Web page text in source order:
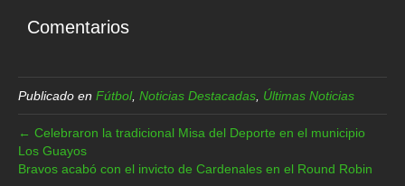
Comentarios
Publicado en Fútbol, Noticias Destacadas Últimas Noticias
← Celebraron la tradicional Misa del Deporte en el municipio
Los Guayos
Bravos acabó con el invicto de Cardenales en el Round Robin